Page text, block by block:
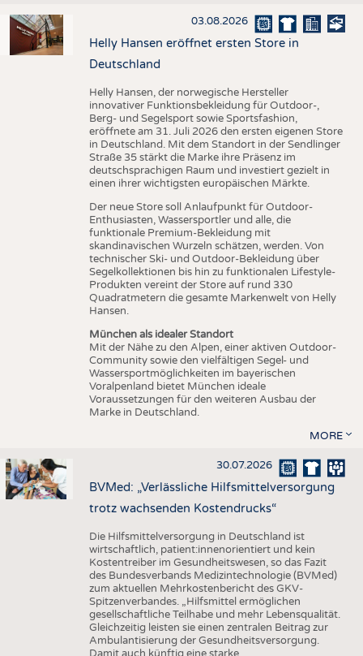
03.08.2026
Helly Hansen eröffnet ersten Store in
Deutschland
Helly Hansen, der norwegische Hersteller
innovativer Funktionsbekleidung für Outdoor-,
Berg- und Segelsport sowie Sportsfashion,
eröffnete am 31. Juli 2026 den ersten eigenen Store
in Deutschland. Mit dem Standort in der Sendlinger
Straße 35 stärkt die Marke ihre Präsenz im
deutschsprachigen Raum und investiert gezielt in
einen ihrer wichtigsten europäischen Märkte.
Der neue Store soll Anlaufpunkt für Outdoor-
Enthusiasten, Wassersportler und alle, die
funktionale Premium-Bekleidung mit
skandinavischen Wurzeln schätzen, werden. Von
technischer Ski- und Outdoor-Bekleidung über
Segelkollektionen bis hin zu funktionalen Lifestyle-
Produkten vereint der Store auf rund 330
Quadratmetern die gesamte Markenwelt von Helly
Hansen.
München als idealer Standort
Mit der Nähe zu den Alpen, einer aktiven Outdoor-
Community sowie den vielfältigen Segel- und
Wassersportmöglichkeiten im bayerischen
Voralpenland bietet München ideale
Voraussetzungen für den weiteren Ausbau der
Marke in Deutschland.
MORE
30.07.2026
BVMed: „Verlässliche Hilfsmittelversorgung
trotz wachsenden Kostendrucks“
Die Hilfsmittelversorgung in Deutschland ist
wirtschaftlich, patient:innenorientiert und kein
Kostentreiber im Gesundheitswesen, so das Fazit
des Bundesverbands Medizintechnologie (BVMed)
zum aktuellen Mehrkostenbericht des GKV-
Spitzenverbandes. „Hilfsmittel ermöglichen
gesellschaftliche Teilhabe und mehr Lebensqualität.
Gleichzeitig leisten sie einen zentralen Beitrag zur
Ambulantisierung der Gesundheitsversorgung.
Damit auch künftig eine starke